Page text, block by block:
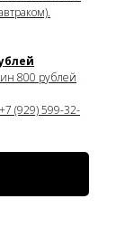
800 рублей
(929) 599-32-